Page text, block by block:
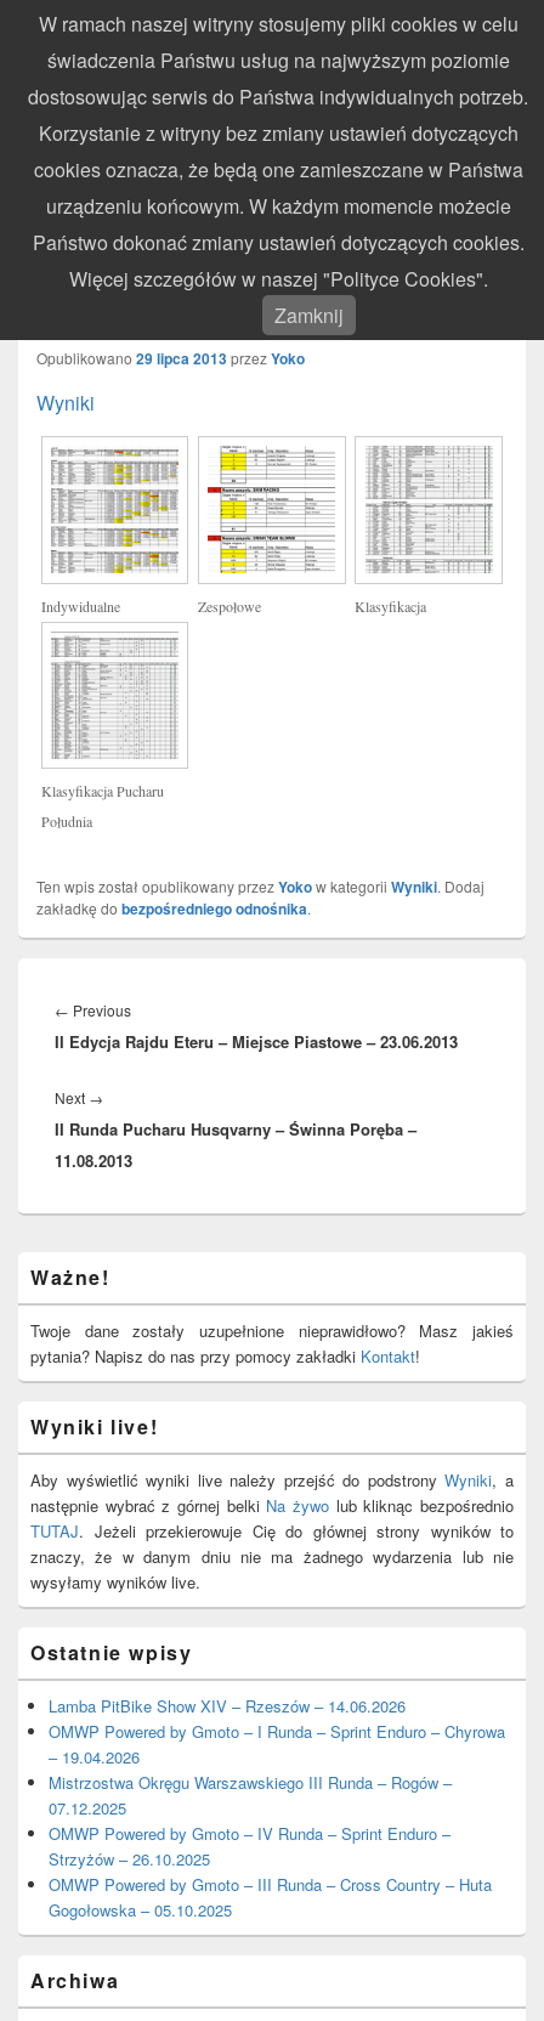
WynikiZawodow.pl
Profesjonalny elektroniczny pomiar czasu – chronometraż zawodów
sportowych
Search
for:
Search
III Runda Pucharu Świętokrzyskiego
– Dębska Wola – 28.07.2013
Opublikowano 29 lipca 2013przezYoko
Wyniki
Indywidualne Zespołowe Klasyfikacja
Klasyfikacja Pucharu
Południa
Ten wpis został opublikowany przezYokow kategorii Wyniki. Dodaj
zakładkę do bezpośredniego odnośnika.
wpisu
← PreviousPrevious
post:
II Edycja Rajdu Eteru – Miejsce Piastowe – 23.06.2013
Next →
post:
II Runda Pucharu Husqvarny – Świnna Poręba –
11.08.2013
Sidebar
Widget
Area
Ważne!
Twoje dane zostały uzupełnione nieprawidłowo? Masz jakieś
pytania? Napisz do nas przy pomocy zakładki Kontakt!
Wyniki live!
Aby wyświetlić wyniki live należy przejść do podstronyWyniki, a
następnie wybrać z górnej belki Na żywo lub kliknąc bezpośrednio
TUTAJ. Jeżeli przekierowuje Cię do głównej strony wyników to
znaczy, że w danym dniu nie ma żadnego wydarzenia lub nie
wysyłamy wyników live.
Ostatnie wpisy
Lamba PitBike Show XIV – Rzeszów – 14.06.2026
OMWP Powered by Gmoto – I Runda – Sprint Enduro – Chyrowa
– 19.04.2026
Mistrzostwa Okręgu Warszawskiego III Runda – Rogów –
07.12.2025
OMWP Powered by Gmoto – IV Runda – Sprint Enduro –
Strzyżów – 26.10.2025
OMWP Powered by Gmoto – III Runda – Cross Country – Huta
Gogołowska – 05.10.2025
Archiwa
W ramach naszej witryny stosujemy pliki cookies w celu
świadczenia Państwu usług na najwyższym poziomie
dostosowując serwis do Państwa indywidualnych potrzeb.
Korzystanie z witryny bez zmiany ustawień dotyczących
cookies oznacza, że będą one zamieszczane w Państwa
urządzeniu końcowym. W każdym momencie możecie
Państwo dokonać zmiany ustawień dotyczących cookies.
Więcej szczegółów w naszej "Polityce Cookies".
Zamknij